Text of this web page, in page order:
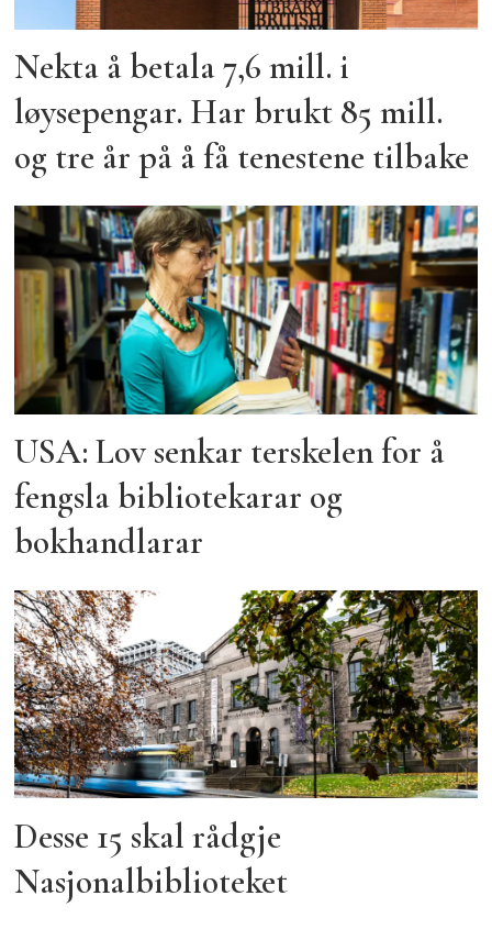
Nekta å betala 7,6 mill. i
løysepengar. Har brukt 85 mill.
og tre år på å få tenestene tilbake
USA: Lov senkar terskelen for å
fengsla bibliotekarar og
bokhandlarar
Desse 15 skal rådgje
Nasjonalbiblioteket